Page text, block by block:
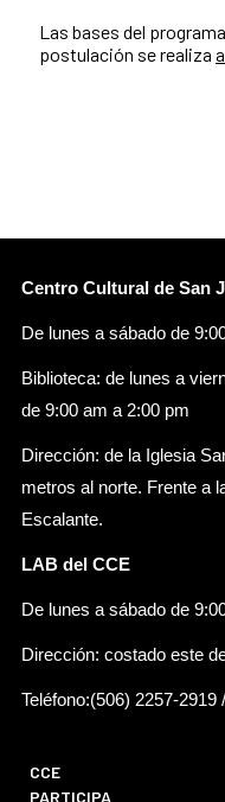
Las bases del
postulación se realiza
Centro Cultural de San
De lunes a sábado de
Biblioteca: de lunes a
de 9:00 am a 2:00 pm
Dirección: de la Iglesia
metros al norte. Frente a
Escalante.
LAB del CCE
De lunes a sábado de
Dirección: costado este
Teléfono:(506) 2257-
CCE
PARTICIPA